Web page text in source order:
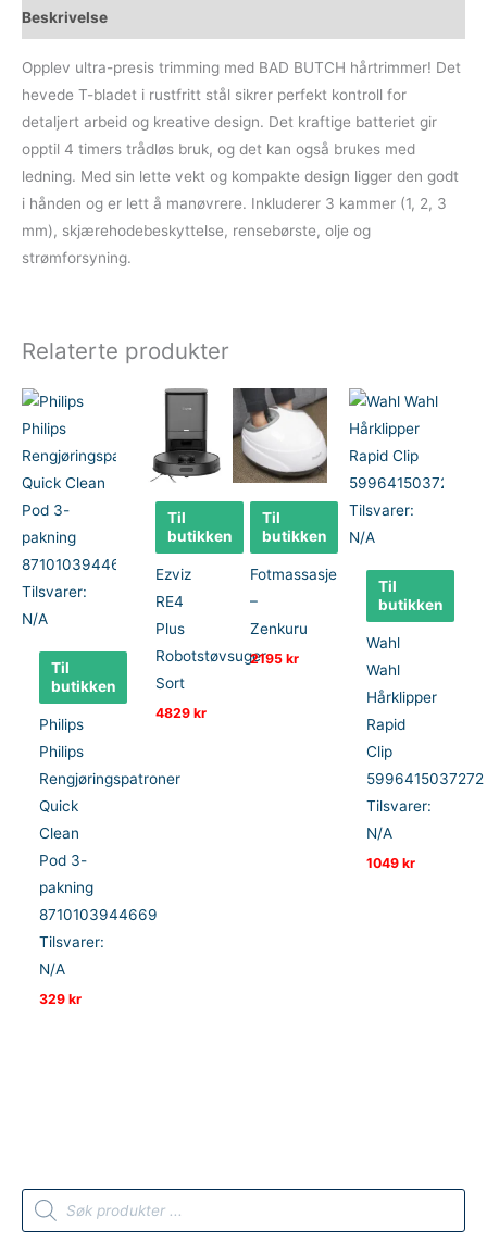
Beskrivelse
Opplev ultra-presis trimming med BAD BUTCH hårtrimmer! Det
hevede T-bladet i rustfritt stål sikrer perfekt kontroll for
detaljert arbeid og kreative design. Det kraftige batteriet gir
opptil 4 timers trådløs bruk, og det kan også brukes med
ledning. Med sin lette vekt og kompakte design ligger den godt
i hånden og er lett å manøvrere. Inkluderer 3 kammer (1, 2, 3
mm), skjærehodebeskyttelse, rensebørste, olje og
strømforsyning.
Relaterte produkter
Til
butikken
Philips
Philips
Rengjøringspatroner
Quick
Clean
Pod 3-
pakning
8710103944669
Tilsvarer:
N/A
329kr
Til
butikken
Ezviz
RE4
Plus
Robotstøvsuger
Sort
4829kr
Til
butikken
Fotmassasje
–
Zenkuru
2195kr
Til
butikken
Wahl
Wahl
Hårklipper
Rapid
Clip
5996415037272
Tilsvarer:
N/A
1049kr
P
d